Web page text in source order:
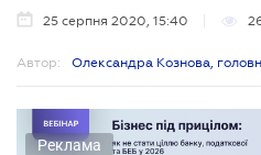
25 серпня 2020, 15:40
Автор: Олександра Кознова,
Реклама